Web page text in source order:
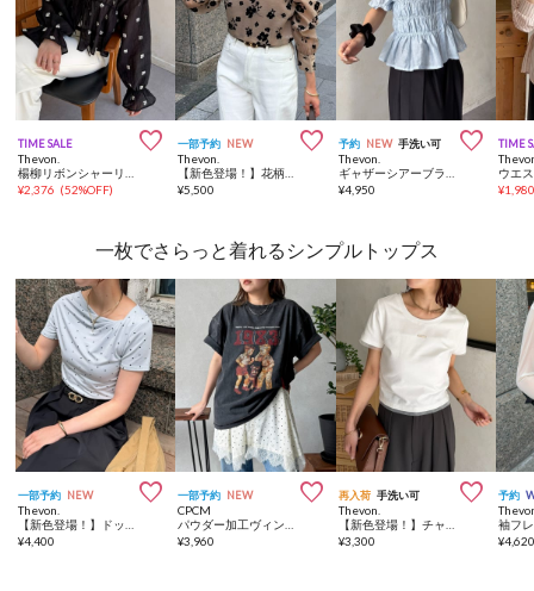
TIME SALE 
Thevon.
楊柳リボンシャーリングシアーブラウス
¥2,376 (52%OFF)
一部予約 NEW 
Thevon.
【新色登場！】花柄オーガンジーブラウス
¥5,500
予約 NEW 手洗い可 
Thevon.
ギャザーシアーブラウス
¥4,950
TIME
¥
一枚でさらっと着れるシンプルトップス
一部予約 NEW 
Thevon.
¥4,400
一部予約 NEW 
CPCM
¥3,960
再入荷 手洗い可 
Thevon.
¥3,300
予約
¥